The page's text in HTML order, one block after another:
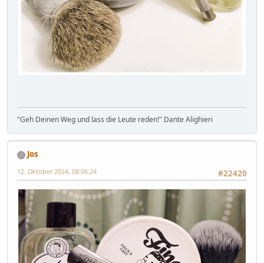
"Geh Deinen Weg und lass die Leute reden!" Dante Alighieri
Jos
#22420
12. Oktober 2024, 08:06:24